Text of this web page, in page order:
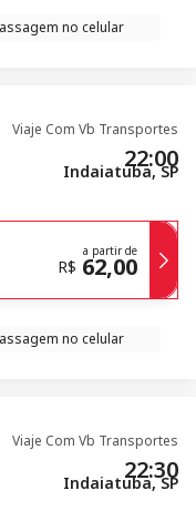
no celular
Viaje Com Vb Transportes
22:00
Indaiatuba, SP
a partir de
R$ 62,00
no celular
Viaje Com Vb Transportes
22:30
Indaiatuba, SP